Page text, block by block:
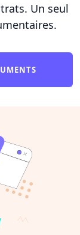
Un seul